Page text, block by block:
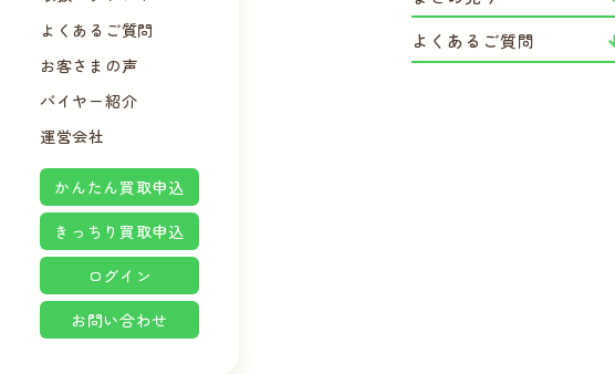
よくあるご質問
お客さまの声
バイヤー紹介
運営会社
かんたん買取申込
きっちり買取申込
ログイン
お問い合わせ
よくあるご質問